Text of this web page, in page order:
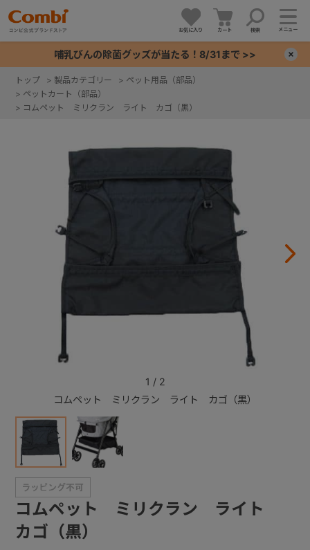
お気に入り カート 検索 メニュー
哺乳びんの除菌グッズが当たる！8/31まで >>
トップ > 製品カテゴリー > ペット用品（部品）
> ペットカート（部品）
> コムペット ミリクラン ライト カゴ（黒）
コムペット ミリクラン ライト カゴ（黒）
1 / 2
コムペット ミリクラン ライト
カゴ（黒）